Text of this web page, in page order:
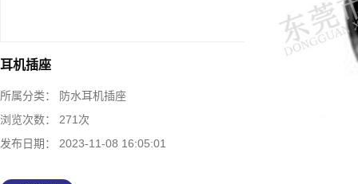
耳机插座
所属分类：
防水耳机插座
浏览次数：
271次
发布日期：
2023-11-08 16:05:01